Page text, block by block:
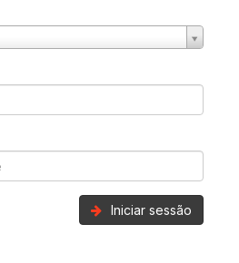
Iniciar sessão